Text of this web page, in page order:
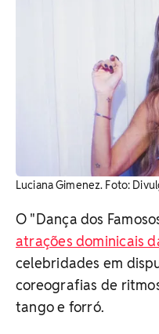
Luciana Gimenez. ​Foto:
O "Dança dos
atrações dominicais
celebridades em
coreografias de
tango e forró.